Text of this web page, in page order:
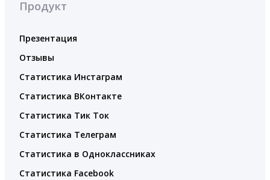
Продукт
Презентация
Отзывы
Статистика Инстаграм
Статистика ВКонтакте
Статистика Тик Ток
Статистика Телеграм
Статистика в Одноклассниках
Статистика Facebook